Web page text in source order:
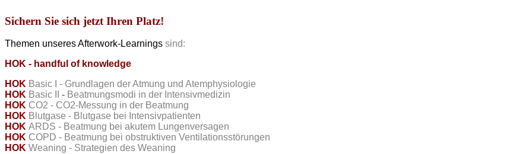
Sichern Sie sich jetzt Ihren Platz!
Themen unseres Afterwork-Learnings sind:
HOK - handful of knowledge
HOK Basic I - Grundlagen der Atmung und Atemphysiologie
HOK Basic - Beatmungsmodi in der Intensivmedizin
HOK CO2 - CO2-Messung in der Beatmung
HOK Blutgase - Blutgase bei Intensivpatienten
HOK ARDS - Beatmung bei akutem Lungenversagen
HOK COPD - Beatmung bei obstruktiven Ventilationsstörungen
HOK Weaning - Strategien des Weaning